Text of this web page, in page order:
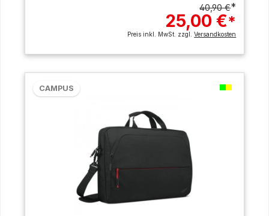
40,90 €*
25,00 €*
Preis inkl. MwSt. zzgl.Versandkosten
CAMPUS